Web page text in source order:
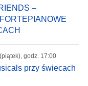
–
godz. 17:00
przy świecach